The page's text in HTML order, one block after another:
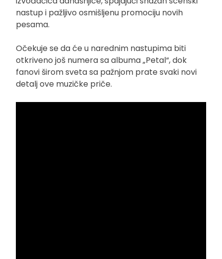
nastup i pažljivo osmišljenu promociju novih
pesama.
Očekuje se da će u narednim nastupima biti
otkriveno još numera sa albuma „Petal“, dok
fanovi širom sveta sa pažnjom prate svaki novi
detalj ove muzičke priče.